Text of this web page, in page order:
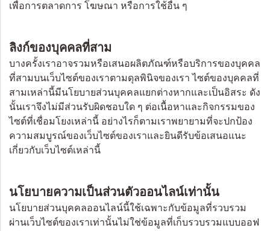
เพื่อการตลาดการ โฆษณา หรือการใช้อื่น ๆ
ลิงก์ของบุคคลที่สาม
บางครั้งเราอาจรวมหรือเสนอผลิตภัณฑ์หรือบริการของบุคคล
ที่สามบนเว็บไซต์ของเราตามดุลพินิจของเรา ไซต์ของบุคคลที่
สามเหล่านี้มีนโยบายส่วนบุคคลแยกต่างหากและเป็นอิสระ ดัง
นั้นเราจึงไม่มีส่วนรับผิดชอบใด ๆ ต่อเนื้อหาและกิจกรรมของ
ไซต์ที่เชื่อมโยงเหล่านี้ อย่างไรก็ตามเราพยายามที่จะปกป้อง
ความสมบูรณ์ของเว็บไซต์ของเราและยินดีรับข้อเสนอแนะ
เกี่ยวกับเว็บไซต์เหล่านี้
นโยบายความเป็นส่วนตัวออนไลน์เท่านั้น
นโยบายส่วนบุคคลออนไลน์นี้ใช้เฉพาะกับข้อมูลที่รวบรวม
ผ่านเว็บไซต์ของเราเท่านั้นไม่ใช่ข้อมูลที่เก็บรวบรวมแบบออฟ